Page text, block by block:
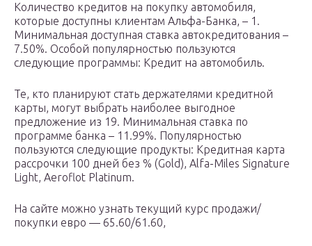
Количество кредитов на покупку автомобиля,
которые доступны клиентам Альфа-Банка, – 1.
Минимальная доступная ставка автокредитования –
7.50%. Особой популярностью пользуются
следующие программы: Кредит на автомобиль.
Те, кто планируют стать держателями кредитной
карты, могут выбрать наиболее выгодное
предложение из 19. Минимальная ставка по
программе банка – 11.99%. Популярностью
пользуются следующие продукты: Кредитная карта
рассрочки 100 дней без % (Gold), Alfa-Miles Signature
Light, Aeroflot Platinum.
На сайте можно узнать текущий курс продажи/
покупки евро — 65.60/61.60,